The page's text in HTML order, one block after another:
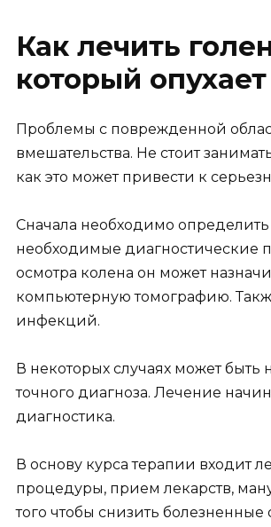
Как лечить
который
Проблемы с поврежденной
вмешательства. Не стоит
как это может привести к
Сначала необходимо
необходимые диагностические
осмотра колена он может
компьютерную томографию.
инфекций.
В некоторых случаях может быть
точного диагноза. Лечение
диагностика.
В основу курса терапии входит
процедуры, прием лекарств,
того чтобы снизить